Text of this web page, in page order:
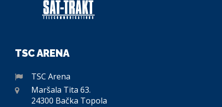
TSC ARENA
TSC Arena
Maršala Tita 63.
24300 Bačka Topola